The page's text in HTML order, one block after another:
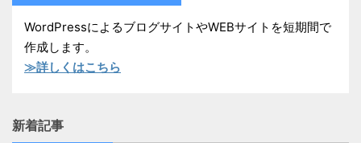
WordPressによるブログサイトやWEBサイトを短期間で
作成します。
≫詳しくはこちら
新着記事